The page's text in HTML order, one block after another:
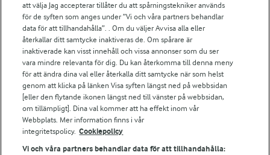
Arlas kundportal
Arla.com
Falbygdens Ost
Arla webbshop
Bildbank
Följ oss
att välja Jag accepterar tillåter du att spårningstekniker används
för de syften som anges under ”Vi och våra partners behandlar
data för att tillhandahålla”. . Om du väljer Avvisa alla eller
återkallar ditt samtycke inaktiveras de. Om spårare är
inaktiverade kan visst innehåll och vissa annonser som du ser
vara mindre relevanta för dig. Du kan återkomma till denna meny
för att ändra dina val eller återkalla ditt samtycke när som helst
genom att klicka på länken Visa syften längst ned på webbsidan
[eller den flytande ikonen längst ned till vänster på webbsidan,
om tillämpligt]. Dina val kommer att ha effekt inom vår
Webbplats. Mer information finns i vår
integritetspolicy. Cookiepolicy
Vi och våra partners behandlar data för att tillhandahålla: